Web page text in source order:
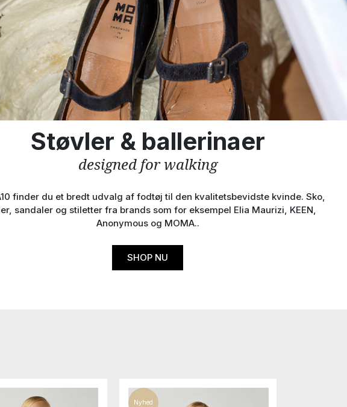
Støvler & ballerinaer
designed for walking
finder du et bredt udvalg af fodtøj til den kvalitetsbevidste kvinde. Sko,
sandaler og stiletter fra brands som for eksempel Elia Maurizi, KEEN,
Anonymous og MOMA..
SHOP NU
Nyhed